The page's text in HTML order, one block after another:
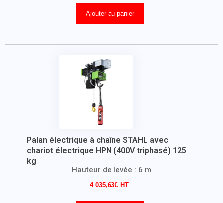
Ajouter au panier
Palan électrique à chaîne STAHL avec
chariot électrique HPN (400V triphasé) 125
kg
Hauteur de levée : 6 m
4 035,63€